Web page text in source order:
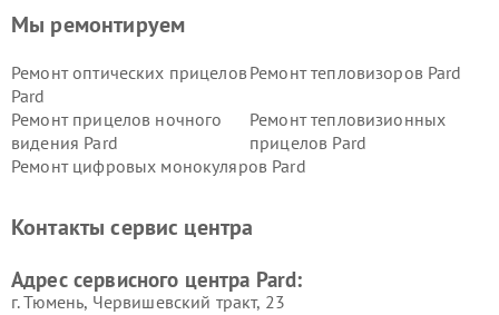
Мы ремонтируем
Ремонт оптических прицелов
Pard
Ремонт тепловизоров Pard
Ремонт прицелов ночного
видения Pard
Ремонт тепловизионных
прицелов Pard
Ремонт цифровых монокуляров Pard
Контакты сервис центра
Адрес сервисного центра Pard:
г. Тюмень, ​Червишевский тракт, 23